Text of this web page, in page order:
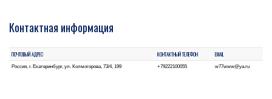
Контактная информация
ПОЧТОВЫЙ АДРЕС КОНТАКТНЫЙ ТЕЛЕФОН EMAIL
Россия, г. Екатеринбург, ул. Колмогорова, 73/4, 199 +79222100055 w77www@ya.ru